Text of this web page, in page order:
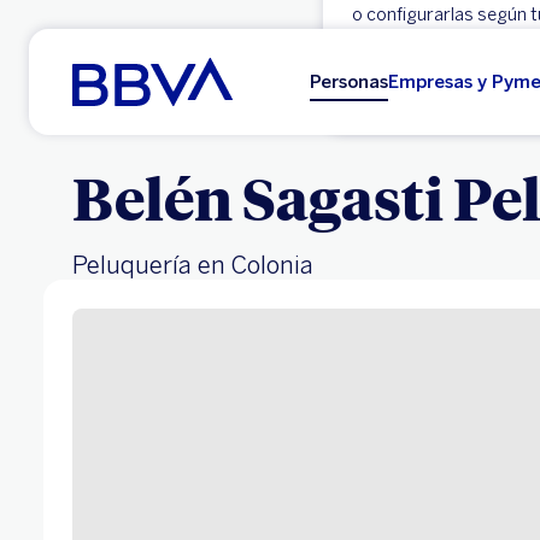
o configurarlas según
Aceptar
Ir al contenido principal
PersonasEmpresas y
Belén Sagasti
Peluquería en Colonia